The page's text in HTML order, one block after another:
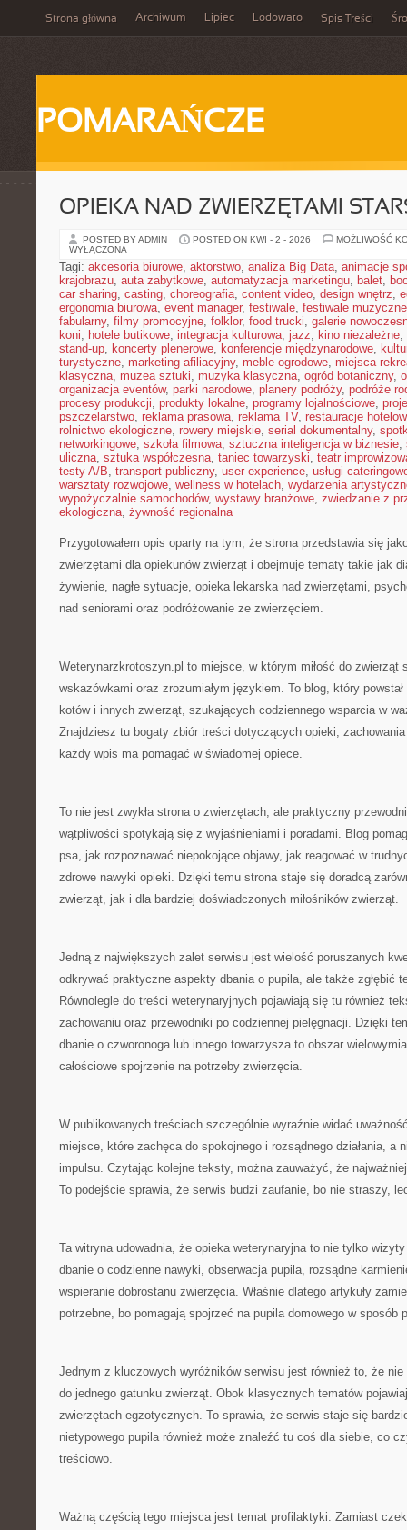
Strona główna Archiwum Lipiec Lodowato Spis Treści
POMARAŃCZE
OPIEKA NAD ZWIERZĘTAMI
POSTED BY ADMIN POSTED ON KWI - 2 - 2026
MOŻLIWOŚĆ
WYŁĄCZONA
Tagi: akcesoria biurowe, aktorstwo, analiza Big Data, animacje
krajobrazu, auta zabytkowe, automatyzacja marketingu, balet,
car sharing, casting, choreografia, content video, design wnętrz,
ergonomia biurowa, event manager, festiwale, festiwale muzyczne
fabularny, filmy promocyjne, folklor, food trucki, galerie
koni, hotele butikowe, integracja kulturowa, jazz, kino niezależne,
stand-up, koncerty plenerowe, konferencje międzynarodowe,
turystyczne, marketing afiliacyjny, meble ogrodowe, miejsca
klasyczna, muzea sztuki, muzyka klasyczna, ogród botaniczny,
organizacja eventów, parki narodowe, planery podróży, podróże
procesy produkcji, produkty lokalne, programy lojalnościowe,
pszczelarstwo, reklama prasowa, reklama TV, restauracje
rolnictwo ekologiczne, rowery miejskie, serial dokumentalny,
networkingowe, szkoła filmowa, sztuczna inteligencja w biznesie,
uliczna, sztuka współczesna, taniec towarzyski, teatr
testy A/B, transport publiczny, user experience, usługi
warsztaty rozwojowe, wellness w hotelach, wydarzenia
wypożyczalnie samochodów, wystawy branżowe, zwiedzanie z
ekologiczna, żywność regionalna
Przygotowałem opis oparty na tym, że strona przedstawia się
zwierzętami dla opiekunów zwierząt i obejmuje tematy takie jak
żywienie, nagłe sytuacje, opieka lekarska nad zwierzętami,
nad seniorami oraz podróżowanie ze zwierzęciem.
Weterynarzkrotoszyn.pl to miejsce, w którym miłość do
wskazówkami oraz zrozumiałym językiem. To blog, który
kotów i innych zwierząt, szukających codziennego wsparcia w
Znajdziesz tu bogaty zbiór treści dotyczących opieki,
każdy wpis ma pomagać w świadomej opiece.
To nie jest zwykła strona o zwierzętach, ale praktyczny
wątpliwości spotykają się z wyjaśnieniami i poradami. Blog
psa, jak rozpoznawać niepokojące objawy, jak reagować w
zdrowe nawyki opieki. Dzięki temu strona staje się doradcą
zwierząt, jak i dla bardziej doświadczonych miłośników zwierząt.
Jedną z największych zalet serwisu jest wielość poruszanych
odkrywać praktyczne aspekty dbania o pupila, ale także zgłębić
Równolegle do treści weterynaryjnych pojawiają się tu również
zachowaniu oraz przewodniki po codziennej pielęgnacji. Dzięki
dbanie o czworonoga lub innego towarzysza to obszar
całościowe spojrzenie na potrzeby zwierzęcia.
W publikowanych treściach szczególnie wyraźnie widać
miejsce, które zachęca do spokojnego i rozsądnego działania, a
impulsu. Czytając kolejne teksty, można zauważyć, że
To podejście sprawia, że serwis budzi zaufanie, bo nie straszy,
Ta witryna udowadnia, że opieka weterynaryjna to nie tylko
dbanie o codzienne nawyki, obserwacja pupila, rozsądne
wspieranie dobrostanu zwierzęcia. Właśnie dlatego artykuły
potrzebne, bo pomagają spojrzeć na pupila domowego w sposób
Jednym z kluczowych wyróżników serwisu jest również to, że nie
do jednego gatunku zwierząt. Obok klasycznych tematów
zwierzętach egzotycznych. To sprawia, że serwis staje się
nietypowego pupila również może znaleźć tu coś dla siebie, co
treściowo.
Ważną częścią tego miejsca jest temat profilaktyki. Zamiast